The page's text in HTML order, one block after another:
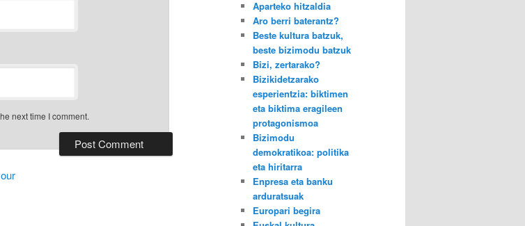
next time I comment.
Aparteko hitzaldia
Aro berri baterantz?
Beste kultura batzuk,
beste bizimodu batzuk
Bizi, zertarako?
Bizikidetzarako
esperientzia: biktimen
eta biktima eragileen
protagonismoa
Bizimodu
demokratikoa: politika
eta hiritarra
Enpresa eta banku
arduratsuak
Europari begira